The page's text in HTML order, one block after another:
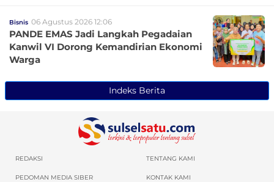
Bisnis 06 Agustus 2026 12:06
PANDE EMAS Jadi Langkah Pegadaian
Kanwil VI Dorong Kemandirian Ekonomi
Warga
Indeks Berita
REDAKSI TENTANG KAMI
PEDOMAN MEDIA SIBER KONTAK KAMI